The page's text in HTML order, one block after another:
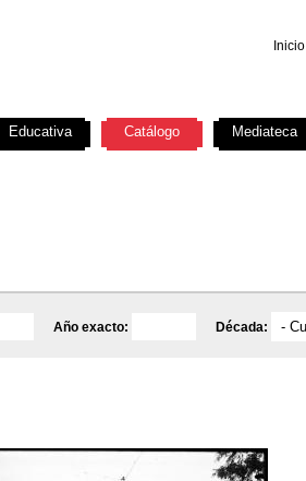
Inicio
Año exacto: Década:
Educativa Catálogo Mediateca